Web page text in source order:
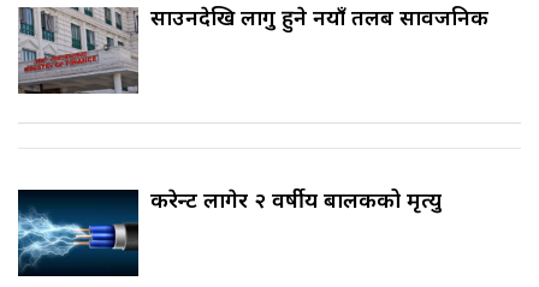
साउनदेखि लागु हुने नयाँ तलब सार्वजनिक
करेन्ट लागेर २ वर्षीय बालकको मृत्यु